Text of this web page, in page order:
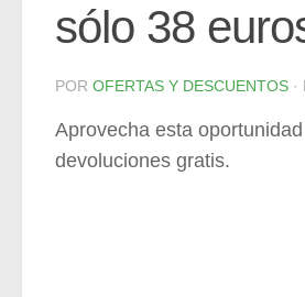
sólo 38
POR OFERTAS Y DESCUENTOS ·
Aprovecha esta
devoluciones gratis.